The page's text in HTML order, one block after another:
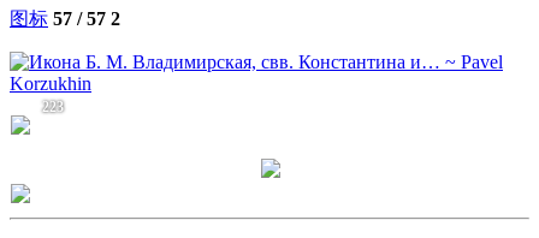
图标 57 / 57 2
223